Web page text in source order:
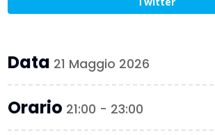
Data 21 Maggio 2026
Orario 21:00 - 23:00